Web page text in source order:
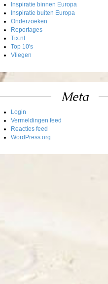
Inspiratie binnen Europa
Inspiratie buiten Europa
Onderzoeken
Reportages
Tix.nl
Top 10's
Vliegen
Meta
Login
Vermeldingen feed
Reacties feed
WordPress.org